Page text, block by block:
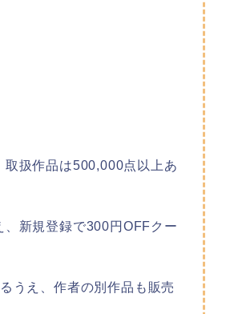
取扱作品は500,000点以上あ
、新規登録で300円OFFクー
うえ、作者の別作品も販売